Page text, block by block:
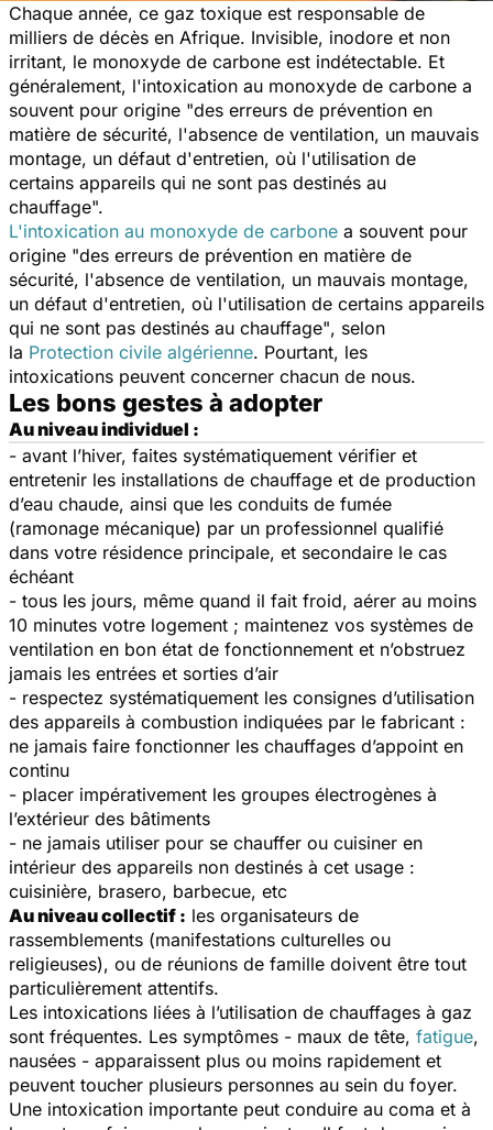
Chaque année, ce gaz toxique est responsable de
milliers de décès en Afrique. Invisible, inodore et non
irritant, le monoxyde de carbone est indétectable. Et
généralement, l'intoxication au monoxyde de carbone a
souvent pour origine "des erreurs de prévention en
matière de sécurité, l'absence de ventilation, un mauvais
montage, un défaut d'entretien, où l'utilisation de
certains appareils qui ne sont pas destinés au
chauffage".
L'intoxication au monoxyde de carbone a souvent pour
origine "des erreurs de prévention en matière de
sécurité, l'absence de ventilation, un mauvais montage,
un défaut d'entretien, où l'utilisation de certains appareils
qui ne sont pas destinés au chauffage", selon
la Protection civile algérienne. Pourtant, les
intoxications peuvent concerner chacun de nous.
Les bons gestes à adopter
Au niveau individuel :
- avant l’hiver, faites systématiquement vérifier et
entretenir les installations de chauffage et de production
d’eau chaude, ainsi que les conduits de fumée
(ramonage mécanique) par un professionnel qualifié
dans votre résidence principale, et secondaire le cas
échéant
- tous les jours, même quand il fait froid, aérer au moins
10 minutes votre logement ; maintenez vos systèmes de
ventilation en bon état de fonctionnement et n’obstruez
jamais les entrées et sorties d’air
- respectez systématiquement les consignes d’utilisation
des appareils à combustion indiquées par le fabricant :
ne jamais faire fonctionner les chauffages d’appoint en
continu
- placer impérativement les groupes électrogènes à
l’extérieur des bâtiments
- ne jamais utiliser pour se chauffer ou cuisiner en
intérieur des appareils non destinés à cet usage :
cuisinière, brasero, barbecue, etc
Au niveau collectif : les organisateurs de
rassemblements (manifestations culturelles ou
religieuses), ou de réunions de famille doivent être tout
particulièrement attentifs.
Les intoxications liées à l’utilisation de chauffages à gaz
sont fréquentes. Les symptômes - maux de tête, fatigue,
nausées - apparaissent plus ou moins rapidement et
peuvent toucher plusieurs personnes au sein du foyer.
Une intoxication importante peut conduire au coma et à